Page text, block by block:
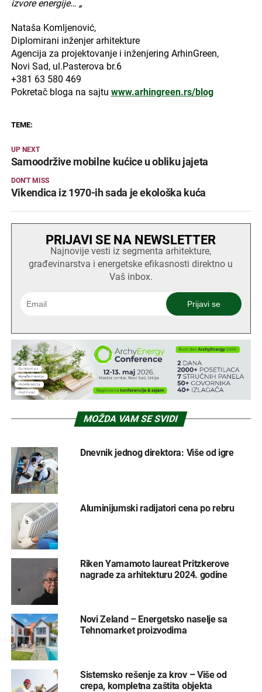
izvore energije… „
Nataša Komljenović,
Diplomirani inženjer arhitekture
Agencija za projektovanje i inženjering ArhinGreen,
Novi Sad, ul.Pasterova br.6
+381 63 580 469
Pokretač bloga na sajtu www.arhingreen.rs/blog
TEME:
UP NEXT
Samoodržive mobilne kućice u obliku jajeta
DON'T MISS
Vikendica iz 1970-ih sada je ekološka kuća
PRIJAVI SE NA NEWSLETTER
Najnovije vesti iz segmenta arhitekture,
građevinarstva i energetske efikasnosti direktno u
Vaš inbox.
MOŽDA VAM SE SVIDI
Dnevnik jednog direktora: Više od igre
Aluminijumski radijatori cena po rebru
Riken Yamamoto laureat Pritzkerove
nagrade za arhitekturu 2024. godine
Novi Zeland – Energetsko naselje sa
Tehnomarket proizvodima
Sistemsko rešenje za krov – Više od
crepa, kompletna zaštita objekta